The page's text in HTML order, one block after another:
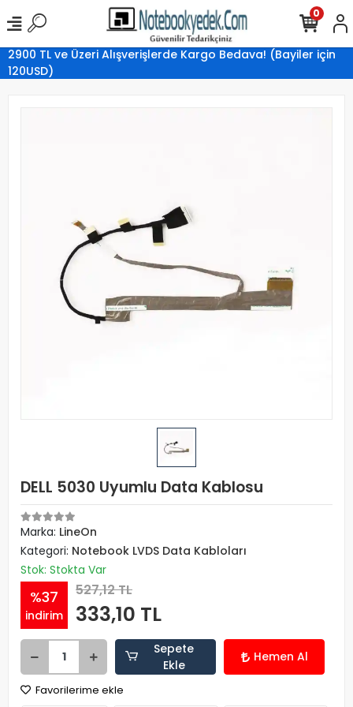
2900 TL ve Üzeri Alışverişlerde Kargo Bedava! (Bayiler için
120USD)
0
DELL 5030 Uyumlu Data Kablosu
Marka: LineOn
Kategori: Notebook LVDS Data Kabloları
Stok: Stokta Var
%37
indirim
527,12 TL
333,10 TL
Sepete
Ekle
Hemen Al
Favorilerime ekle